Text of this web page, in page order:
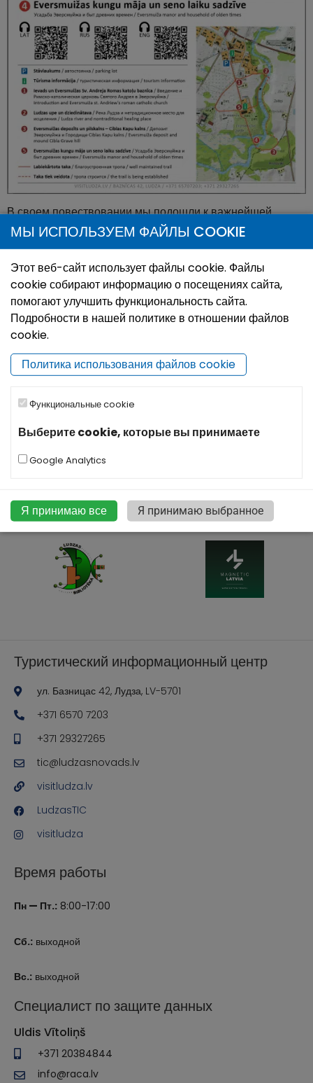
В своем повествовании мы подошли к важнейшей
постройке Циблы – господскому дому Эверсмуйжи.
Эверсмуйжа, так же, как и поместье Шлокенбека и
поместье Рогозинского в Эстонии, являются редкими
образцами укрепленных поместий в Балтии. Считается,
что поместье было построено в XV–XVI вв. В
завершение нашей прогулки можно немного расширить
представление о жизни предков жителей Циблы из
фольклёрный групы «Iļža».
Туристический информационный центр
ул. Базницас 42, Лудза, LV-5701
+371 6570 7203
+371 29327265
tic@ludzasnovads.lv
visitludza.lv
LudzasTIC
visitludza
Время работы
Пн — Пт.: 8:00-17:00
Сб.: выходной
Вс.: выходной
Специалист по защите данных
Uldis Vītoliņš
+371 20384844
info@raca.lv
МЫ ИСПОЛЬЗУЕМ ФАЙЛЫ COOKIE
Этот веб-сайт использует файлы cookie. Файлы
cookie собирают информацию о посещениях сайта,
помогают улучшить функциональность сайта.
Подробности в нашей политике в отношении файлов
cookie.
Политика использования файлов cookie
Функциональные cookie
Выберите cookie, которые вы принимаете
Google Analytics
Я принимаю все Я принимаю выбранное